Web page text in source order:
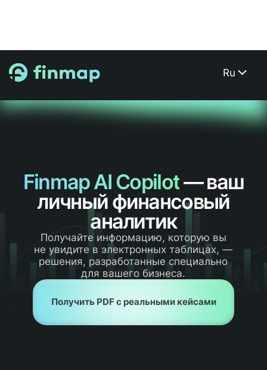
Ru
Finmap AI Copilot— ваш
личный финансовый
аналитик
Получайте информацию, которую вы
не увидите в электронных таблицах, —
решения, разработанные специально
для вашего бизнеса.
Получить PDF с реальными кейсами